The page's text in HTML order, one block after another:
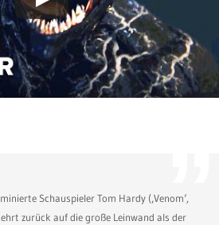
Schauspieler Tom Hardy (‚Venom‘,
zurück auf die große Leinwand als der